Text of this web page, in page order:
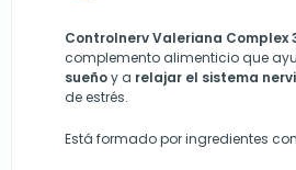
Controlnerv Valeriana Complex
complemento alimenticio que
sueñoy a relajar el sistema
de estrés.
Está formado por ingredientes